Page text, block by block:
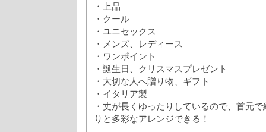
・上品
・クール
・ユニセックス
・メンズ、レディース
・ワンポイント
・誕生日、クリスマスプレゼント
・大切な人へ贈り物、ギフト
・イタリア製
・丈が長くゆったりしているので、首元
りと多彩なアレンジできる！